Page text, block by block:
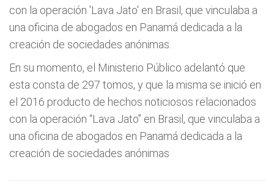
con la operación 'Lava Jato' en Brasil, que vinculaba a
una oficina de abogados en Panamá dedicada a la
creación de sociedades anónimas.
En su momento, el Ministerio Público adelantó que
esta consta de 297 tomos, y que la misma se inició en
el 2016 producto de hechos noticiosos relacionados
con la operación “Lava Jato” en Brasil, que vinculaba a
una oficina de abogados en Panamá dedicada a la
creación de sociedades anónimas